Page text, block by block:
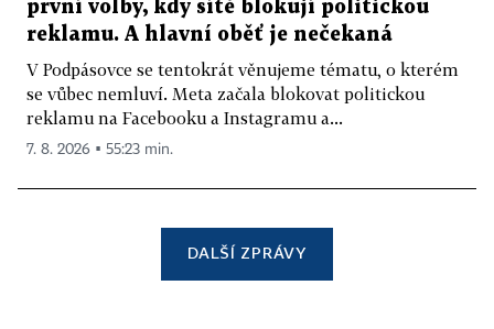
první volby, kdy sítě blokují politickou
reklamu. A hlavní oběť je nečekaná
V Podpásovce se tentokrát věnujeme tématu, o kterém
se vůbec nemluví. Meta začala blokovat politickou
reklamu na Facebooku a Instagramu a...
7. 8. 2026 ▪ 55:23 min.
DALŠÍ ZPRÁVY